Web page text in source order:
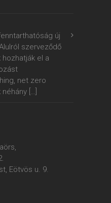
új
szerveződő
el a
net zero
néhány […]
Eötvös u. 9.